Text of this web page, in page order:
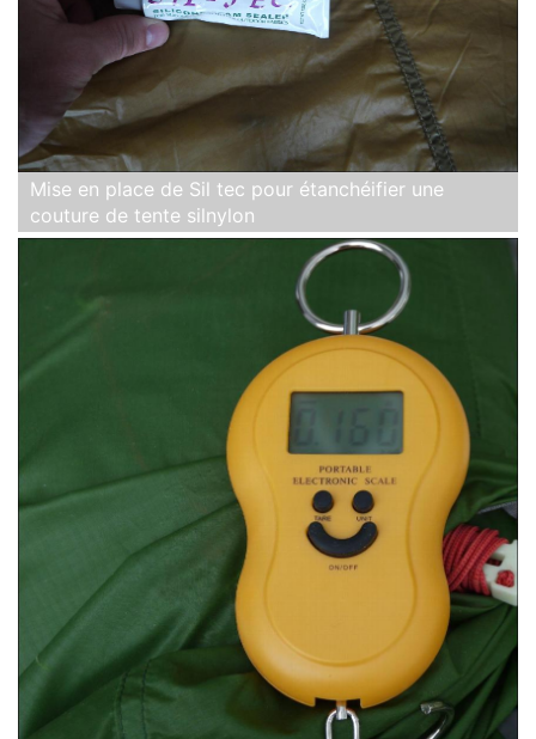
Mise en place de Sil tec pour étanchéifier une
couture de tente silnylon